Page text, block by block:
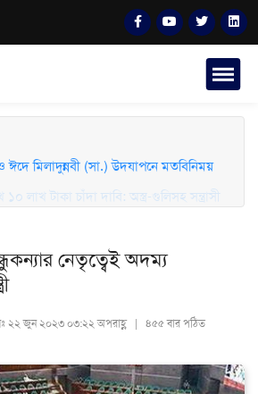
মিলাদুন্নবী (সা.) উদযাপনে মতবিনিময়
নেতৃত্বেই অদম্য
২২ জুন ২০২৩ ০৩:২২ অপরাহ্ণ | ৪৫৫ বার পঠিত